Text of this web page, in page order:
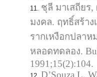
ชุลี มาเสถียร
มงคล. ฤทธิ์สร้า
รากเหงือกปลา
หลอดทดลอง.
1991;15(2):104.
D’Souza L,